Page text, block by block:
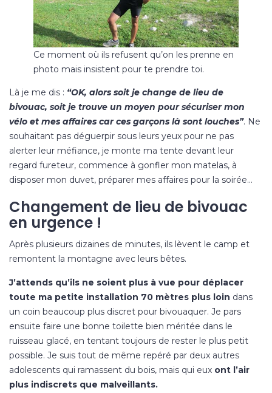
Ce moment où ils refusent qu’on les prenne en
photo mais insistent pour te prendre toi.
Là je me dis : “OK, alors soit je change de lieu de
bivouac, soit je trouve un moyen pour sécuriser mon
vélo et mes affaires car ces garçons là sont louches”. Ne
souhaitant pas déguerpir sous leurs yeux pour ne pas
alerter leur méfiance, je monte ma tente devant leur
regard fureteur, commence à gonfler mon matelas, à
disposer mon duvet, préparer mes affaires pour la soirée…
Changement de lieu de bivouac
en urgence !
Après plusieurs dizaines de minutes, ils lèvent le camp et
remontent la montagne avec leurs bêtes.
J’attends qu’ils ne soient plus à vue pour déplacer
toute ma petite installation 70 mètres plus loin dans
un coin beaucoup plus discret pour bivouaquer. Je pars
ensuite faire une bonne toilette bien méritée dans le
ruisseau glacé, en tentant toujours de rester le plus petit
possible. Je suis tout de même repéré par deux autres
adolescents qui ramassent du bois, mais qui eux ont l’air
plus indiscrets que malveillants.